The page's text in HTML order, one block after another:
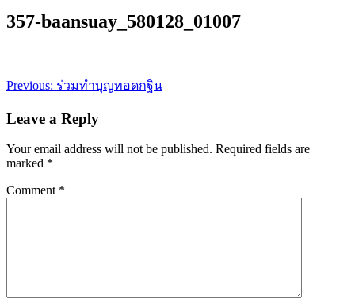
357-baansuay_580128_01007
Post
Previous: ร่วมทำบุญทอดกฐิน
Leave a Reply
Your email address will not be published. Required fields are
marked *
Comment *